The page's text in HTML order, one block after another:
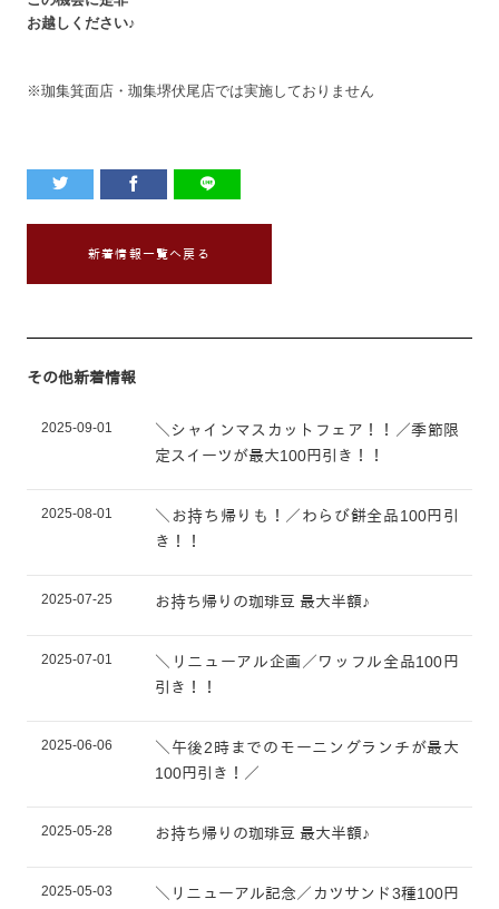
お越しください♪
※珈集箕面店・珈集堺伏尾店では実施しておりません
新着情報一覧へ戻る
その他新着情報
2025-09-01
＼シャインマスカットフェア！！／季節限
定スイーツが最大100円引き！！
2025-08-01
＼お持ち帰りも！／わらび餅全品100円引
き！！
2025-07-25 お持ち帰りの珈琲豆 最大半額♪
2025-07-01
＼リニューアル企画／ワッフル全品100円
引き！！
2025-06-06
＼午後2時までのモーニングランチが最大
100円引き！／
2025-05-28 お持ち帰りの珈琲豆 最大半額♪
2025-05-03
＼リニューアル記念／カツサンド3種100円